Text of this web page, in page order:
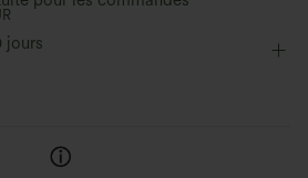
quatre directions
jours